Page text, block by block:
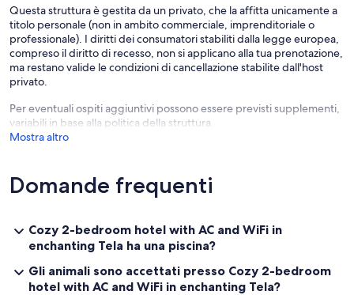
Questa struttura è gestita da un privato, che la affitta unicamente a
titolo personale (non in ambito commerciale, imprenditoriale o
professionale). I diritti dei consumatori stabiliti dalla legge europea,
compreso il diritto di recesso, non si applicano alla tua prenotazione,
ma restano valide le condizioni di cancellazione stabilite dall'host
privato.
Per eventuali ospiti aggiuntivi possono essere previsti supplementi,
variabili in base alla politica della struttura.
Mostra altro
Domande frequenti
Cozy 2-bedroom hotel with AC and WiFi in
enchanting Tela ha una piscina?
Gli animali sono accettati presso Cozy 2-bedroom
hotel with AC and WiFi in enchanting Tela?